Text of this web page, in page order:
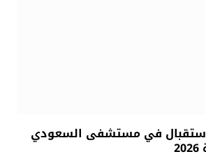
في مستشفى السعودي